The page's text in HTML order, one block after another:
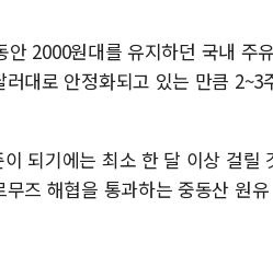
2000원대를 유지하던 국내 주유
대로 안정화되고 있는 만큼 2~3
되기에는 최소 한 달 이상 걸릴
즈 해협을 통과하는 중동산 원유